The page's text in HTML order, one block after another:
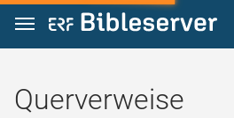
Zum Inhalt springen
Querverweise